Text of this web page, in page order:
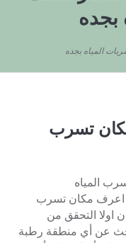
بجده
المياه بجده
تسرب
المياه
كيف اعرف مكان تسرب
اولا التحقق من
عن أي منطقة رطبة